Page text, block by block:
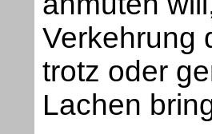
Verkehrung
trotz oder
Lachen